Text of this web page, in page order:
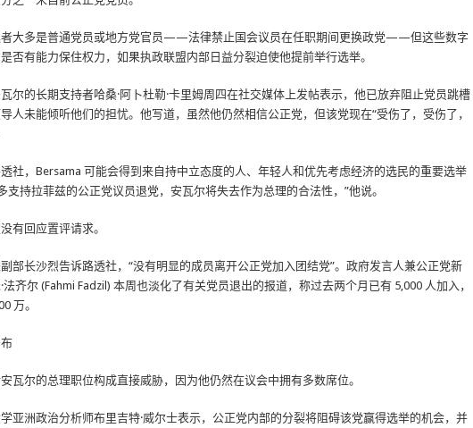
者大多是普通党员或地方党官员——法律禁止国会议员在任职期间更换政党——但这些数字
否有能力保住权力，如果执政联盟内部日益分裂迫使他提前举行选举。
尔的长期支持者哈桑·阿卜杜勒·卡里姆周四在社交媒体上发帖表示，他已放弃阻止党员跳槽
人未能倾听他们的担忧。他写道，虽然他仍然相信公正党，但该党现在“受伤了，受伤了，
社，Bersama 可能会得到来自持中立态度的人、年轻人和优先考虑经济的选民的重要选举
支持拉菲兹的公正党议员退党，安瓦尔将失去作为总理的合法性，”他说。
有回应置评请求。
部长沙烈告诉路透社，“没有明显的成员离开公正党加入团结党”。政府发言人兼公正党新
法齐尔 (Fahmi Fadzil) 本周也淡化了有关党员退出的报道，称过去两个月已有 5,000 人加入，
万。
瓦尔的总理职位构成直接威胁，因为他仍然在议会中拥有多数席位。
亚洲政治分析师布里吉特·威尔士表示，公正党内部的分裂将阻碍该党赢得选举的机会，并